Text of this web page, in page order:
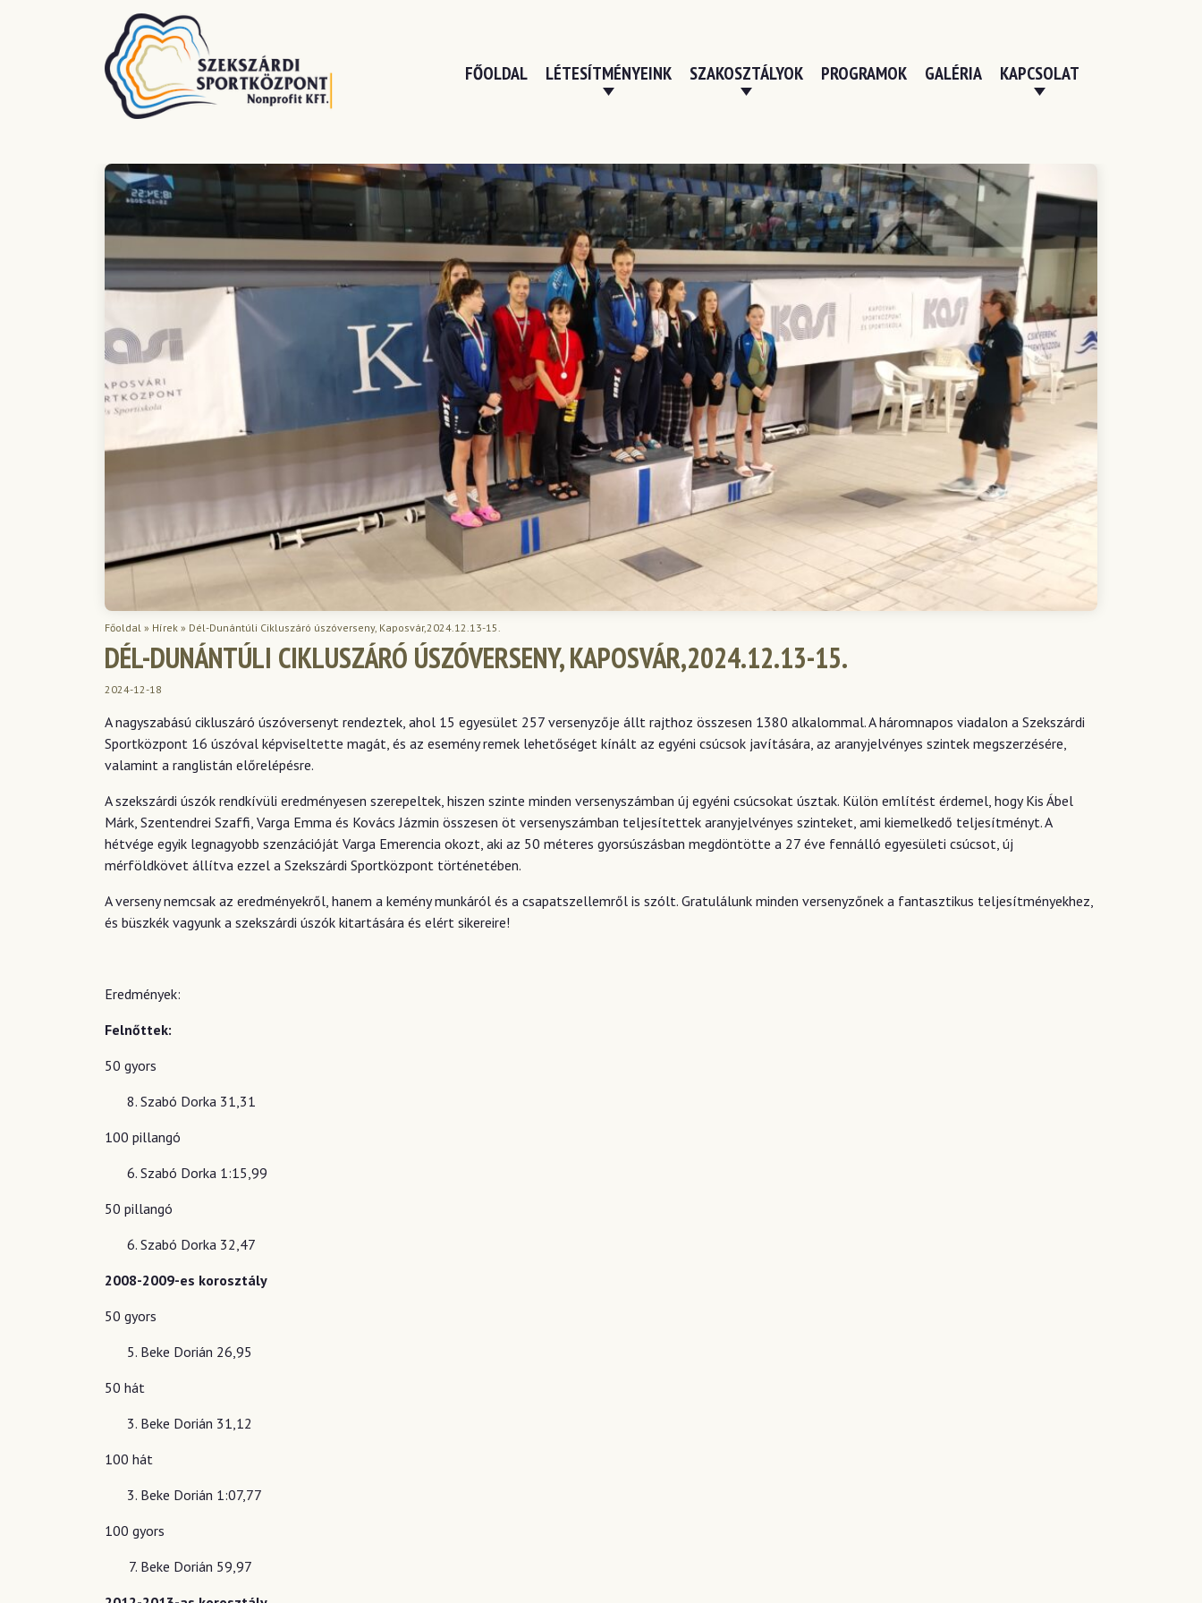
FŐOLDAL LÉTESÍTMÉNYEINK SZAKOSZTÁLYOK PROGRAMOK GALÉRIA KAPCSOLAT
Főoldal » Hírek » Dél-Dunántúli Cikluszáró úszóverseny, Kaposvár,2024.12.13-15.
DÉL-DUNÁNTÚLI CIKLUSZÁRÓ ÚSZÓVERSENY, KAPOSVÁR,2024.12.13-15.
2024-12-18
A nagyszabású cikluszáró úszóversenyt rendeztek, ahol 15 egyesület 257 versenyzője állt rajthoz összesen 1380 alkalommal. A háromnapos viadalon a Szekszárdi
Sportközpont 16 úszóval képviseltette magát, és az esemény remek lehetőséget kínált az egyéni csúcsok javítására, az aranyjelvényes szintek megszerzésére,
valamint a ranglistán előrelépésre.
A szekszárdi úszók rendkívüli eredményesen szerepeltek, hiszen szinte minden versenyszámban új egyéni csúcsokat úsztak. Külön említést érdemel, hogy Kis Ábel
Márk, Szentendrei Szaffi, Varga Emma és Kovács Jázmin összesen öt versenyszámban teljesítettek aranyjelvényes szinteket, ami kiemelkedő teljesítményt. A
hétvége egyik legnagyobb szenzációját Varga Emerencia okozt, aki az 50 méteres gyorsúszásban megdöntötte a 27 éve fennálló egyesületi csúcsot, új
mérföldkövet állítva ezzel a Szekszárdi Sportközpont történetében.
A verseny nemcsak az eredményekről, hanem a kemény munkáról és a csapatszellemről is szólt. Gratulálunk minden versenyzőnek a fantasztikus teljesítményekhez,
és büszkék vagyunk a szekszárdi úszók kitartására és elért sikereire!
Eredmények:
Felnőttek:
50 gyors
Szabó Dorka 31,31
100 pillangó
Szabó Dorka 1:15,99
50 pillangó
Szabó Dorka 32,47
2008-2009-es korosztály
50 gyors
Beke Dorián 26,95
50 hát
Beke Dorián 31,12
100 hát
Beke Dorián 1:07,77
100 gyors
Beke Dorián 59,97